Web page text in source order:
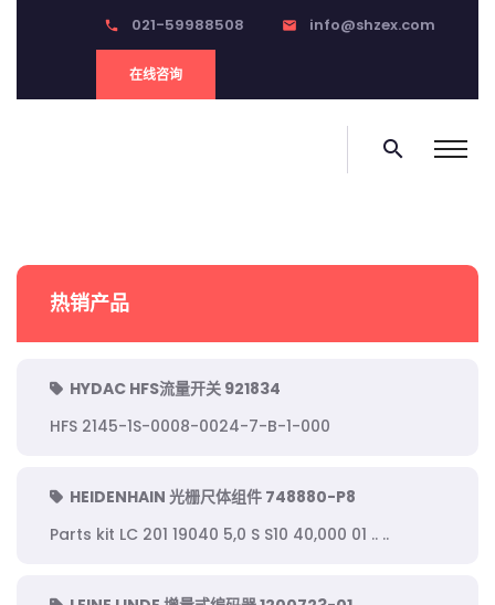
phone 021-59988508 email info@shzex.com
在线咨询
search
热销产品
HYDAC HFS流量开关 921834
HFS 2145-1S-0008-0024-7-B-1-000
HEIDENHAIN 光栅尺体组件 748880-P8
Parts kit LC 201 19040 5,0 S S10 40,000 01 .. ..